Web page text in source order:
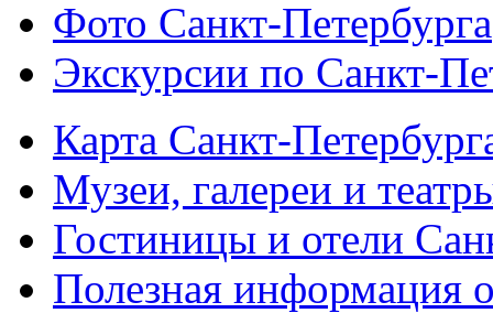
Фото Санкт-Петербурга
Экскурсии по Санкт-
Карта Санкт-
Музеи, галереи и
Гостиницы и отели
Полезная информация